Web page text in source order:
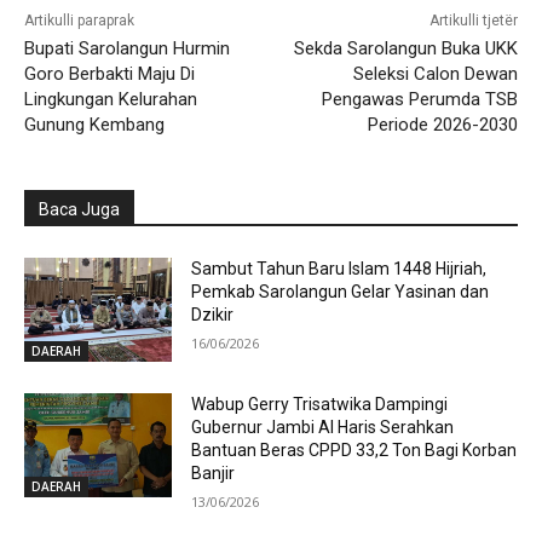
Artikulli paraprak
Bupati Sarolangun Hurmin
Goro Berbakti Maju Di
Lingkungan Kelurahan
Gunung Kembang
Artikulli tjetër
Sekda Sarolangun Buka UKK
Seleksi Calon Dewan
Pengawas Perumda TSB
Periode 2026-2030
Baca Juga
DAERAH
Sambut Tahun Baru Islam 1448 Hijriah,
Pemkab Sarolangun Gelar Yasinan dan
Dzikir
16/06/2026
DAERAH
Wabup Gerry Trisatwika Dampingi
Gubernur Jambi Al Haris Serahkan
Bantuan Beras CPPD 33,2 Ton Bagi Korban
Banjir
13/06/2026